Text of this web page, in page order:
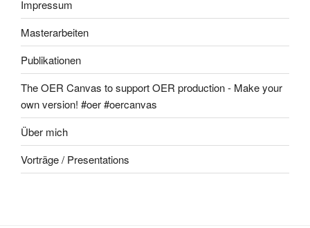
Impressum
Masterarbeiten
Publikationen
The OER Canvas to support OER production - Make your
own version! #oer #oercanvas
Über mich
Vorträge / Presentations